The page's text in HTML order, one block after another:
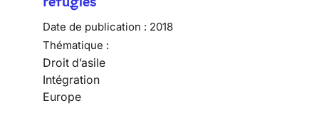
Date de publication : 2018
Thématique :
Droit d’asile
Intégration
Europe